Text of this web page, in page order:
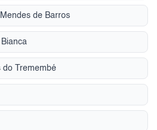
de Barros
do Tremembé